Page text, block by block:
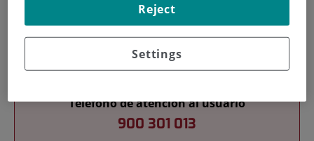
Docencia
Teléfono de atención al usuario
900 301 013
Settings
Reject